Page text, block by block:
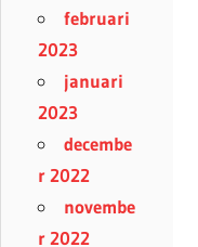
februari
2023
januari
2023
decembe
r 2022
novembe
r 2022